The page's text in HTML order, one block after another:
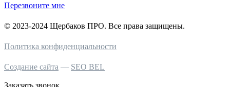
Перезвоните мне
© 2023-2024 Щербаков ПРО. Все права защищены.
Политика конфиденциальности
Создание сайта — SEO BEL
Заказать звонок